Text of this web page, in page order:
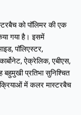
को पॉलिमर की एक
गया है। इसमें
पॉलिएस्टर,
कार्बोनेट, ऐक्रेलिक, एबीएस,
प्रतिभा सुनिश्चित
में कलर मास्टरबैच